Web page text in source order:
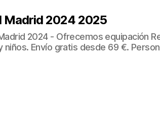
Madrid 2024 2025
2024 - Ofrecemos equipación
niños. Envío gratis desde 69 €.